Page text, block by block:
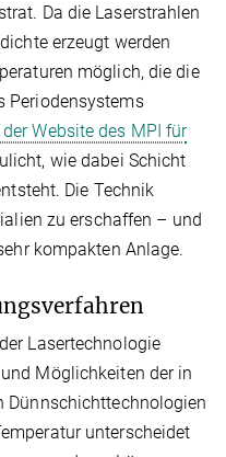
Da die Laserstrahlen
erzeugt werden
möglich, die die
Periodensystems
Website des MPI für
wie dabei Schicht
Die Technik
zu erschaffen – und
kompakten Anlage.
Lasertechnologie
Möglichkeiten der in
Dünnschichttechnologien
unterscheidet